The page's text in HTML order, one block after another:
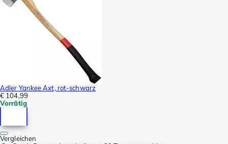
Adler Yankee Axt, rot-schwarz
€ 104,99
Vorrätig
Vergleichen